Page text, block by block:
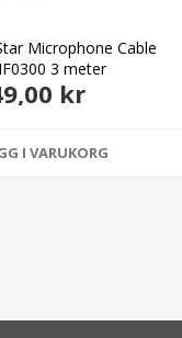
Microphone Cable
3 meter
kr
I VARUKORG